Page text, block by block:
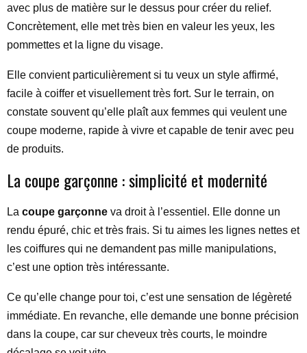
avec plus de matière sur le dessus pour créer du relief.
Concrètement, elle met très bien en valeur les yeux, les
pommettes et la ligne du visage.
Elle convient particulièrement si tu veux un style affirmé,
facile à coiffer et visuellement très fort. Sur le terrain, on
constate souvent qu’elle plaît aux femmes qui veulent une
coupe moderne, rapide à vivre et capable de tenir avec peu
de produits.
La coupe garçonne : simplicité et modernité
La coupe garçonne va droit à l’essentiel. Elle donne un
rendu épuré, chic et très frais. Si tu aimes les lignes nettes et
les coiffures qui ne demandent pas mille manipulations,
c’est une option très intéressante.
Ce qu’elle change pour toi, c’est une sensation de légèreté
immédiate. En revanche, elle demande une bonne précision
dans la coupe, car sur cheveux très courts, le moindre